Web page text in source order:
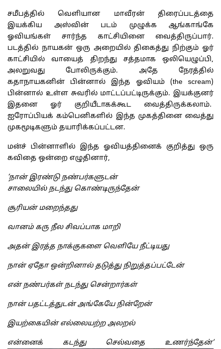
சமீபத்தில் வெளியான மாவீரன் திரைப்படத்தை
இயக்கிய அஸ்வின் படம் முழுக்க ஆங்காங்கே
ஓவியங்கள் சார்ந்த காட்சியினை வைத்திருப்பார்.
படத்தில் நாயகன் ஒரு அறையில் திகைத்து நிற்கும் ஓர்
காட்சியில் வாயைத் திறந்து சத்தமாக ஒலியெழுப்பி,
அலறுவது போலிருக்கும். அதே நேரத்தில்
கதாநாயகனின் பின்னால் இந்த ஓவியம் (the scream)
பின்னால் உள்ள சுவரில் மாட்டப்பட்டிருக்கும். இயக்குனர்
இதனை ஓர் குறியீடாகக்கூட வைத்திருக்கலாம்.
ஐரோப்பியக் கம்பெனிகளில் இந்த முகத்தினை வைத்து
முகமூடிகளும் தயாரிக்கப்பட்டன.
மன்ச் பின்னாளில் இந்த ஓவியத்தினைக் குறித்து ஒரு
கவிதை ஒன்றை எழுதினார்,
‘நான் இரண்டு நண்பர்களுடன்
சாலையில் நடந்து கொண்டிருந்தேன்
சூரியன் மறைந்தது
வானம் கரு நீல சிவப்பாக மாறி
அதன் இரத்த நாக்குகளை வெளியே நீட்டியது
நான் ஏதோ ஒன்றினால் தடுத்து நிறுத்தப்பட்டேன்
என் நண்பர்கள் நடந்து சென்றார்கள்
நான் பதட்டத்துடன் அங்கேயே நின்றேன்
இயற்கையின் எல்லையற்ற அலறல்
என்னைக் கடந்து செல்வதை உணர்ந்தேன்‘